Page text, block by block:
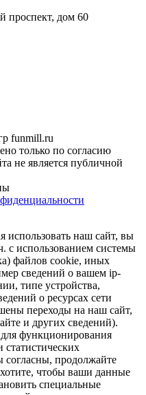
проспект, дом 60
funmill.ru
только по согласию
не является публичной
наш cайт, вы
с использованием системы
файлов cookie, иных
сведений о вашем ip-
типе устройства,
о ресурсах сети
переходы на наш сайт,
и других сведений).
функционирования
статистических
согласны, продолжайте
чтобы ваши данные
специальные